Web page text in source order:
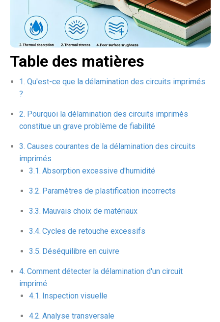
Table des matières
Qu'est-ce que la délamination des circuits imprimés
?
Pourquoi la délamination des circuits imprimés
constitue un grave problème de fiabilité
Causes courantes de la délamination des circuits
imprimés
Absorption excessive d'humidité
Paramètres de plastification incorrects
Mauvais choix de matériaux
Cycles de retouche excessifs
Déséquilibre en cuivre
Comment détecter la délamination d'un circuit
imprimé
Inspection visuelle
Analyse transversale